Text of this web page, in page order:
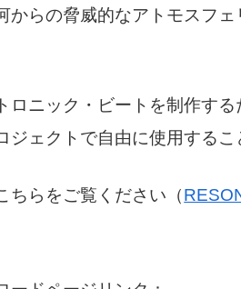
からの脅威的なアトモスフ
ロニック・ビートを制作す
ジェクトで自由に使用する
ちらをご覧ください（